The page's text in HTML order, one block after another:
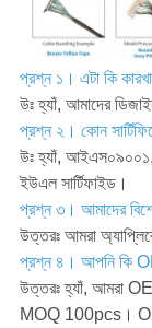
প্রশ্ন ১। এটা কি
উঃ হ্যাঁ, আমাদের
প্রশ্ন ২। কোন
উঃ হ্যাঁ,
ইউএল সার্টিফাইড।
প্রশ্ন ৩। আমাদের
উত্তরঃ আমরা
প্রশ্ন ৪। আপনি কি
উত্তরঃ হ্যাঁ, আমরা
MOQ 100pcs।